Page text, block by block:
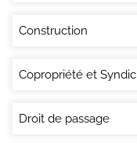
Construction
Copropriété et Syndic
Droit de passage